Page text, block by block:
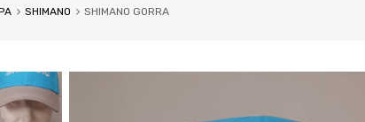
SHIMANO SHIMANO GORRA